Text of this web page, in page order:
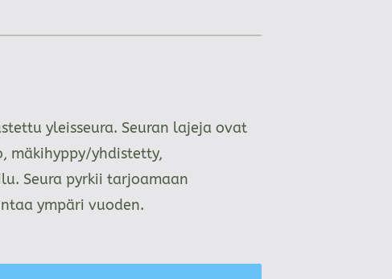
yleisseura. Seuran lajeja ovat
mäkihyppy/yhdistetty,
Seura pyrkii tarjoamaan
ympäri vuoden.